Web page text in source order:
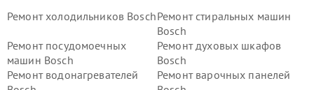
Ремонт холодильников BoschРемонт стиральных машин
Bosch
Ремонт посудомоечных
машин Bosch
Ремонт духовых шкафов
Bosch
Ремонт водонагревателей
Ремонт варочных панелей